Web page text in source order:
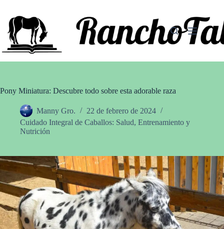
contenido
Pony Miniatura: Descubre todo sobre esta adorable raza
Manny Gro.
22 de febrero de 2024
Cuidado Integral de Caballos: Salud, Entrenamiento y
Nutrición